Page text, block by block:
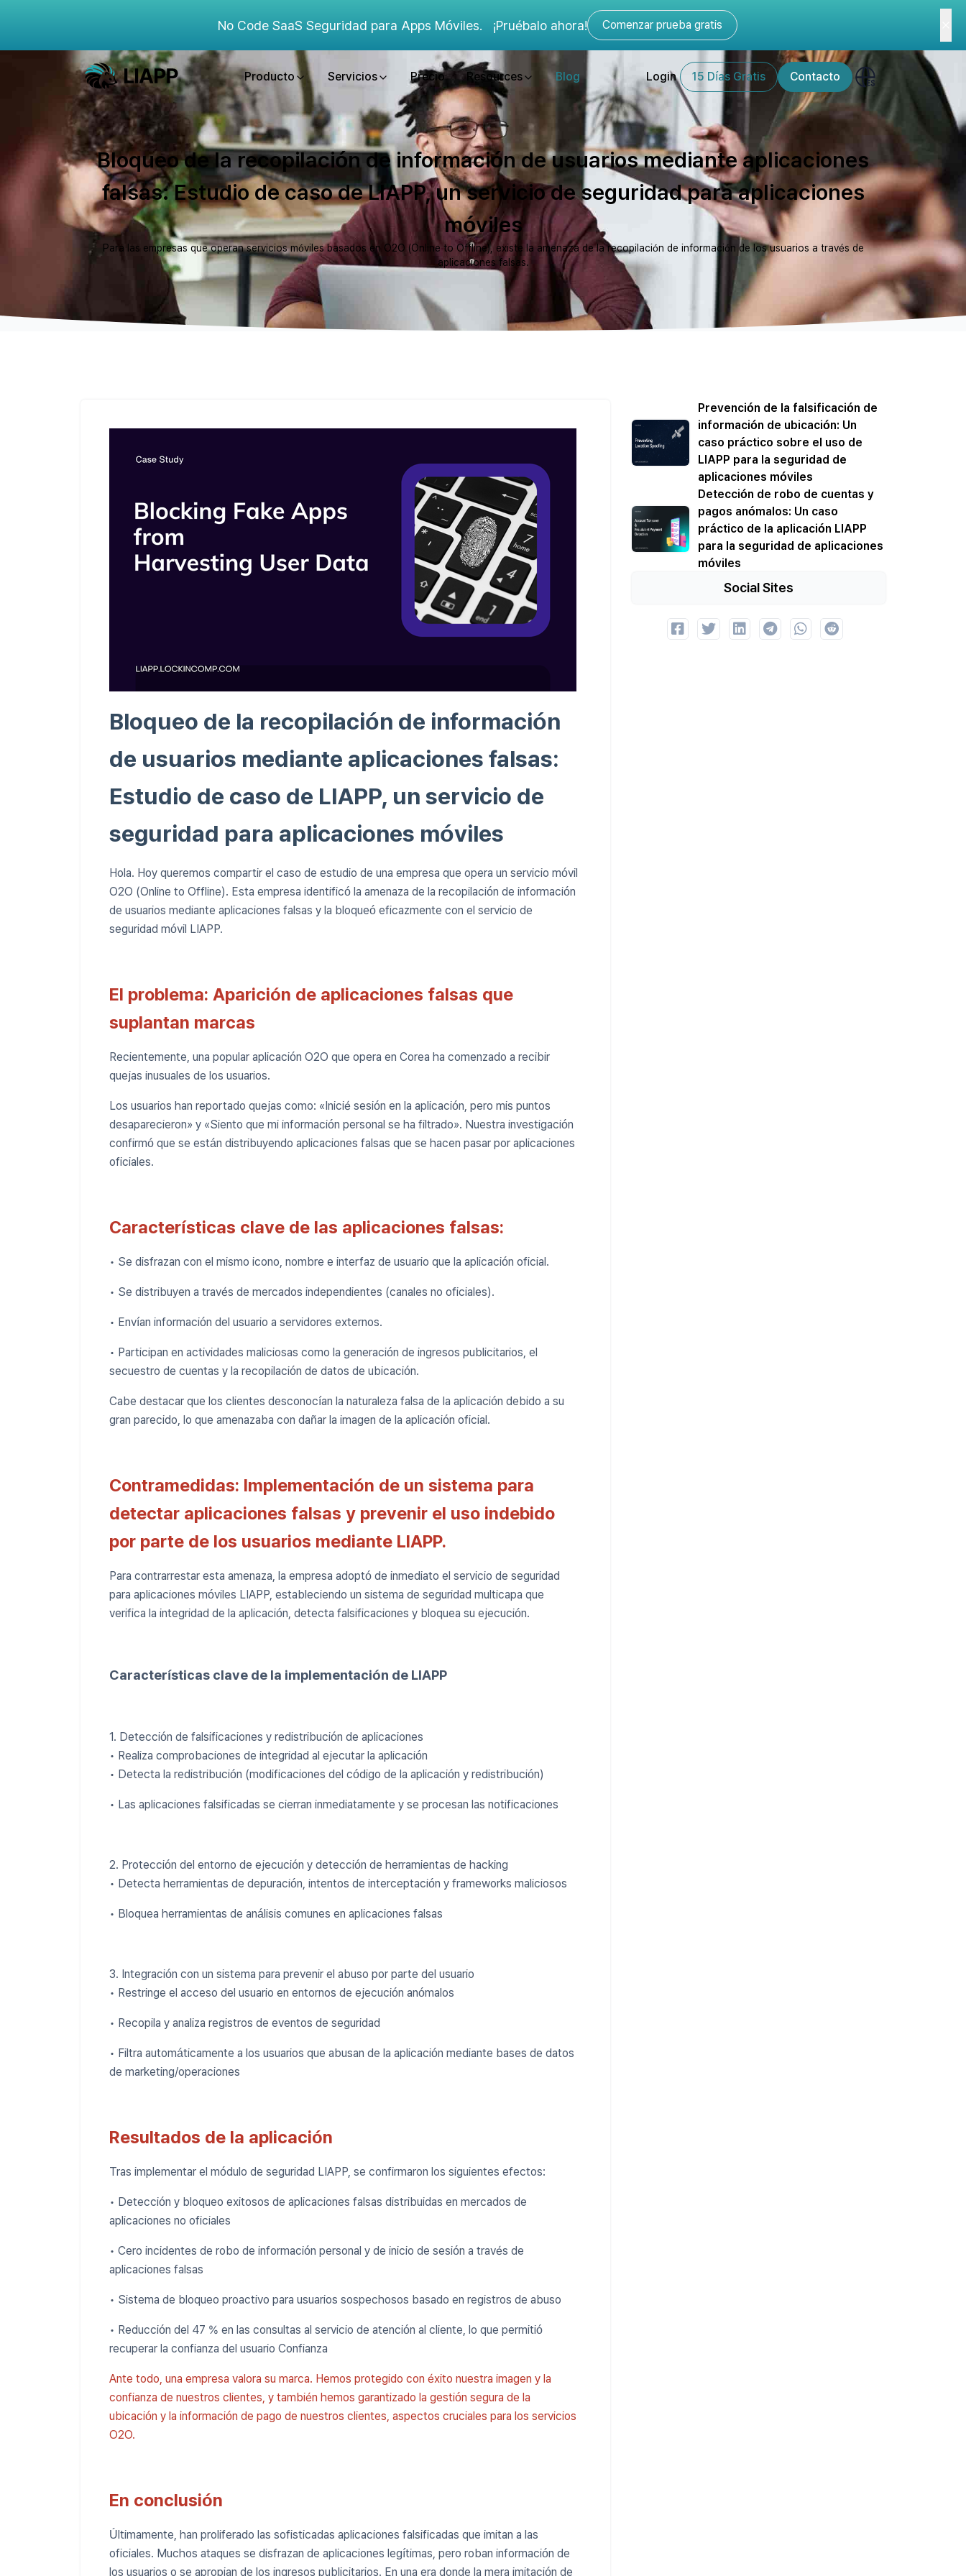
No Code SaaS Seguridad para Apps Móviles. ¡Pruébalo ahora! Comenzar prueba gratis
Producto Servicios Precio Resources Blog Login 15 Días Gratis Contacto
Bloqueo de la recopilación de información de usuarios mediante aplicaciones
falsas: Estudio de caso de LIAPP, un servicio de seguridad para aplicaciones
móviles
Para las empresas que operan servicios móviles basados ​​en O2O (Online to Offline), existe la amenaza de la recopilación de información de los usuarios a través de
aplicaciones falsas.
Bloqueo de la recopilación de información
de usuarios mediante aplicaciones falsas:
Estudio de caso de LIAPP, un servicio de
seguridad para aplicaciones móviles
Hola. Hoy queremos compartir el caso de estudio de una empresa que opera un servicio móvil
O2O (Online to Offline). Esta empresa identificó la amenaza de la recopilación de información
de usuarios mediante aplicaciones falsas y la bloqueó eficazmente con el servicio de
seguridad móvil LIAPP.
El problema: Aparición de aplicaciones falsas que
suplantan marcas
Recientemente, una popular aplicación O2O que opera en Corea ha comenzado a recibir
quejas inusuales de los usuarios.
Los usuarios han reportado quejas como: «Inicié sesión en la aplicación, pero mis puntos
desaparecieron» y «Siento que mi información personal se ha filtrado». Nuestra investigación
confirmó que se están distribuyendo aplicaciones falsas que se hacen pasar por aplicaciones
oficiales.
Características clave de las aplicaciones falsas:
• Se disfrazan con el mismo icono, nombre e interfaz de usuario que la aplicación oficial.
• Se distribuyen a través de mercados independientes (canales no oficiales).
• Envían información del usuario a servidores externos.
• Participan en actividades maliciosas como la generación de ingresos publicitarios, el
secuestro de cuentas y la recopilación de datos de ubicación.
Cabe destacar que los clientes desconocían la naturaleza falsa de la aplicación debido a su
gran parecido, lo que amenazaba con dañar la imagen de la aplicación oficial.
Contramedidas: Implementación de un sistema para
detectar aplicaciones falsas y prevenir el uso indebido
por parte de los usuarios mediante LIAPP.
Para contrarrestar esta amenaza, la empresa adoptó de inmediato el servicio de seguridad
para aplicaciones móviles LIAPP, estableciendo un sistema de seguridad multicapa que
verifica la integridad de la aplicación, detecta falsificaciones y bloquea su ejecución.
Características clave de la implementación de LIAPP
1. Detección de falsificaciones y redistribución de aplicaciones
• Realiza comprobaciones de integridad al ejecutar la aplicación
• Detecta la redistribución (modificaciones del código de la aplicación y redistribución)
• Las aplicaciones falsificadas se cierran inmediatamente y se procesan las notificaciones
2. Protección del entorno de ejecución y detección de herramientas de hacking
• Detecta herramientas de depuración, intentos de interceptación y frameworks maliciosos
• Bloquea herramientas de análisis comunes en aplicaciones falsas
3. Integración con un sistema para prevenir el abuso por parte del usuario
• Restringe el acceso del usuario en entornos de ejecución anómalos
• Recopila y analiza registros de eventos de seguridad
• Filtra automáticamente a los usuarios que abusan de la aplicación mediante bases de datos
de marketing/operaciones
Resultados de la aplicación
Tras implementar el módulo de seguridad LIAPP, se confirmaron los siguientes efectos:
• Detección y bloqueo exitosos de aplicaciones falsas distribuidas en mercados de
aplicaciones no oficiales
• Cero incidentes de robo de información personal y de inicio de sesión a través de
aplicaciones falsas
• Sistema de bloqueo proactivo para usuarios sospechosos basado en registros de abuso
• Reducción del 47 % en las consultas al servicio de atención al cliente, lo que permitió
recuperar la confianza del usuario Confianza
Ante todo, una empresa valora su marca. Hemos protegido con éxito nuestra imagen y la
confianza de nuestros clientes, y también hemos garantizado la gestión segura de la
ubicación y la información de pago de nuestros clientes, aspectos cruciales para los servicios
O2O.
En conclusión
Últimamente, han proliferado las sofisticadas aplicaciones falsificadas que imitan a las
oficiales. Muchos ataques se disfrazan de aplicaciones legítimas, pero roban información de
los usuarios o se apropian de los ingresos publicitarios. En una era donde la mera imitación de
Prevención de la falsificación de
información de ubicación: Un
caso práctico sobre el uso de
LIAPP para la seguridad de
aplicaciones móviles
Detección de robo de cuentas y
pagos anómalos: Un caso
práctico de la aplicación LIAPP
para la seguridad de aplicaciones
móviles
Social Sites